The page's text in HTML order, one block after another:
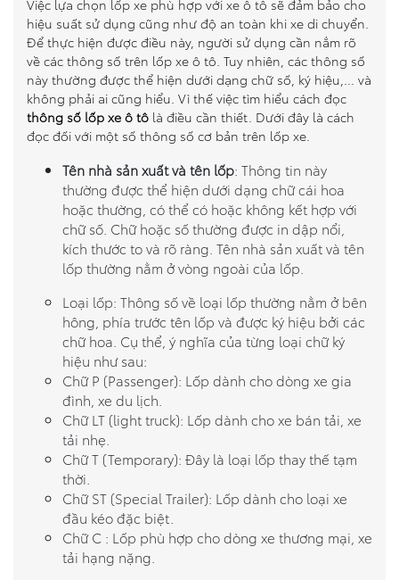
Việc lựa chọn lốp xe phù hợp với xe ô tô sẽ đảm bảo cho
hiệu suất sử dụng cũng như độ an toàn khi xe di chuyển.
Để thực hiện được điều này, người sử dụng cần nắm rõ
về các thông số trên lốp xe ô tô. Tuy nhiên, các thông số
này thường được thể hiện dưới dạng chữ số, ký hiệu,... và
không phải ai cũng hiểu. Vì thế việc tìm hiểu cách đọc
thông số lốp xe ô tô là điều cần thiết. Dưới đây là cách
đọc đối với một số thông số cơ bản trên lốp xe.
Tên nhà sản xuất và tên lốp: Thông tin này
thường được thể hiện dưới dạng chữ cái hoa
hoặc thường, có thể có hoặc không kết hợp với
chữ số. Chữ hoặc số thường được in dập nổi,
kích thước to và rõ ràng. Tên nhà sản xuất và tên
lốp thường nằm ở vòng ngoài của lốp.
Loại lốp: Thông số về loại lốp thường nằm ở bên
hông, phía trước tên lốp và được ký hiệu bởi các
chữ hoa. Cụ thể, ý nghĩa của từng loại chữ ký
hiệu như sau:
Chữ P (Passenger): Lốp dành cho dòng xe gia
đình, xe du lịch.
Chữ LT (light truck): Lốp dành cho xe bán tải, xe
tải nhẹ.
Chữ T (Temporary): Đây là loại lốp thay thế tạm
thời.
Chữ ST (Special Trailer): Lốp dành cho loại xe
đầu kéo đặc biệt.
Chữ C : Lốp phù hợp cho dòng xe thương mại, xe
tải hạng nặng.